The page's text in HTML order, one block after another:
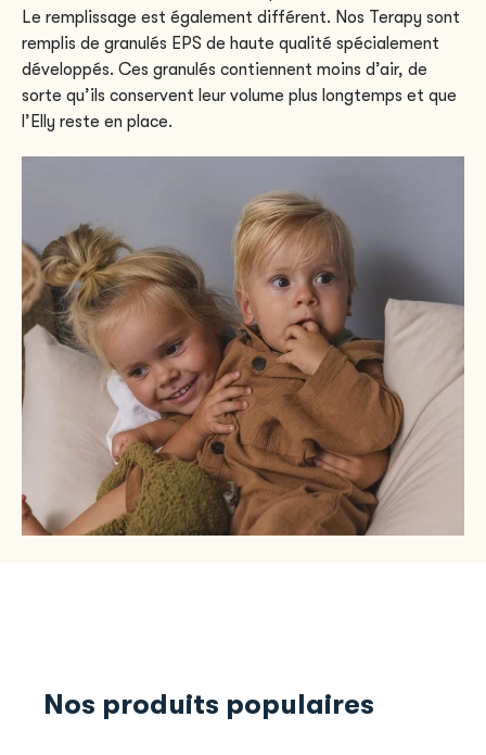
Le remplissage est également différent. Nos Terapy sont
remplis de granulés EPS de haute qualité spécialement
développés. Ces granulés contiennent moins d’air, de
sorte qu’ils conservent leur volume plus longtemps et que
l’Elly reste en place.
Nos produits populaires